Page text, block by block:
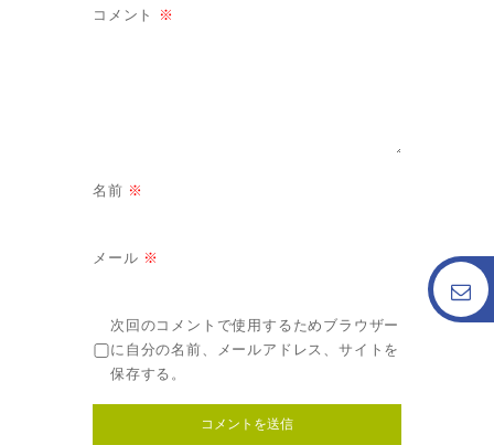
コメント ※
名前 ※
メール ※
次回のコメントで使用するためブラウザー
に自分の名前、メールアドレス、サイトを
保存する。